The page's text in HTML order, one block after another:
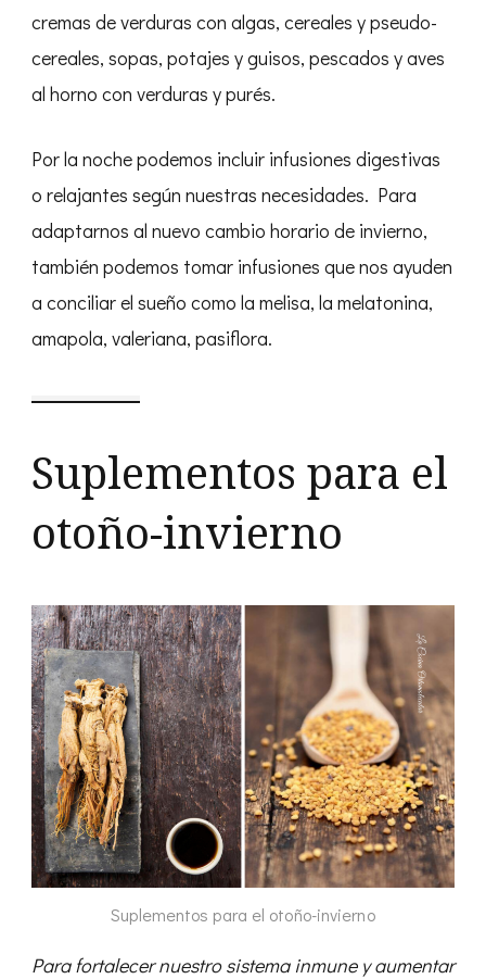
cremas de verduras con algas, cereales y pseudo-
cereales, sopas, potajes y guisos, pescados y aves
al horno con verduras y purés.
Por la noche podemos incluir infusiones digestivas
o relajantes según nuestras necesidades. Para
adaptarnos al nuevo cambio horario de invierno,
también podemos tomar infusiones que nos ayuden
a conciliar el sueño como la melisa, la melatonina,
amapola, valeriana, pasiflora.
Suplementos para el
otoño-invierno
Suplementos para el otoño-invierno
Para fortalecer nuestro sistema inmune y aumentar